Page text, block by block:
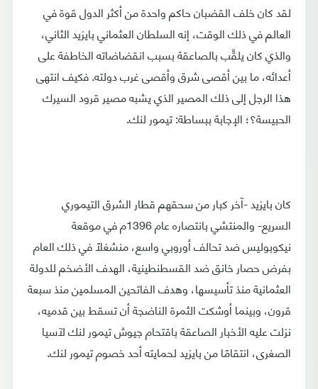
لقد كان خلف القضبان حاكم واحدة من أكثر الدول قوة في
العالم في ذلك الوقت، إنه السلطان العثماني بايزيد الثاني،
والذي كان يلقَّب بالصاعقة بسبب انقضاضاته الخاطفة على
أعدائه، ما بين أقصى شرق وأقصى غرب دولته. فكيف انتهى
هذا الرجل إلى ذلك المصير الذي يشبه مصير قرود السيرك
الحبيسة؟؛ الإجابة ببساطة: تيمور لنك.
كان بايزيد -آخر كبار من سحقهم قطار الشرق التيموري
السريع- والمنتشي بانتصاره عام 1396م في موقعة
نيكوبوليس ضد تحالف أوروبي واسع، منشغلًا في ذلك العام
بفرض حصار خانق ضد القسطنطينية، الهدف الأضخم للدولة
العثمانية منذ تأسيسها، وهدف الفاتحين المسلمين منذ سبعة
قرون، وبينما أوشكت الثمرة الناضجة أن تسقط بين قدميه،
نزلت عليه الأخبار الصاعقة باقتحام جيوش تيمور لنك لآسيا
الصغرى، انتقامًا من بايزيد لحمايته أحد خصوم تيمور لنك.